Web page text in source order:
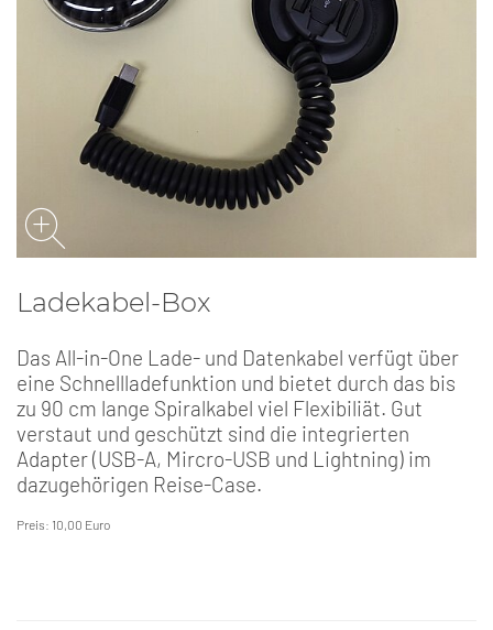
Ladekabel-Box
Das All-in-One Lade- und Datenkabel verfügt über
eine Schnellladefunktion und bietet durch das bis
zu 90 cm lange Spiralkabel viel Flexibiliät. Gut
verstaut und geschützt sind die integrierten
Adapter (USB-A, Mircro-USB und Lightning) im
dazugehörigen Reise-Case.
Preis: 10,00 Euro